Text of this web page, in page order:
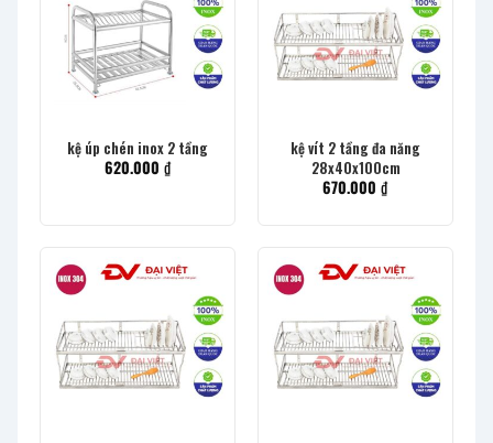
kệ úp chén inox 2 tầng
620.000 ₫
kệ vít 2 tầng đa năng
28x40x100cm
670.000 ₫